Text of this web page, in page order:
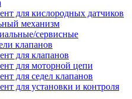
для кислородных датчиков
механизм
сервисные
клапанов
для клапанов
для моторной цепи
для седел клапанов
для установки и контроля